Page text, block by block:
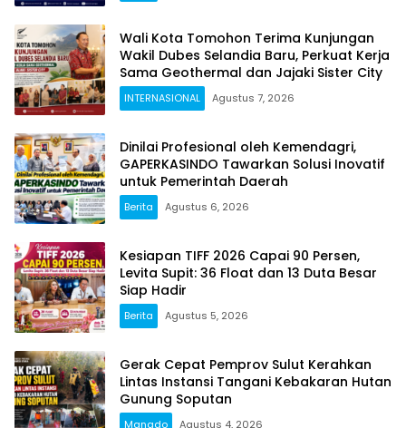
Wali Kota Tomohon Terima Kunjungan
Wakil Dubes Selandia Baru, Perkuat Kerja
Sama Geothermal dan Jajaki Sister City
INTERNASIONAL Agustus 7, 2026
Dinilai Profesional oleh Kemendagri,
GAPERKASINDO Tawarkan Solusi Inovatif
untuk Pemerintah Daerah
Berita Agustus 6, 2026
Kesiapan TIFF 2026 Capai 90 Persen,
Levita Supit: 36 Float dan 13 Duta Besar
Siap Hadir
Berita Agustus 5, 2026
Gerak Cepat Pemprov Sulut Kerahkan
Lintas Instansi Tangani Kebakaran Hutan
Gunung Soputan
Manado Agustus 4, 2026